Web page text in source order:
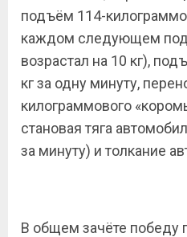
подъём 114-
каждом следующем
возрастал на 10 кг),
кг за одну минуту,
килограммового
становая тяга
за минуту) и толкание
В общем зачёте победу